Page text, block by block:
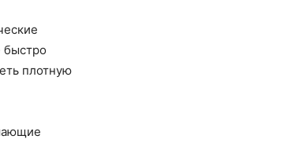
быстро
плотную